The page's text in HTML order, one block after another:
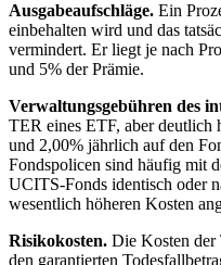
Ausgabeaufschläge. Ein
einbehalten wird und das
vermindert. Er liegt je nach
und 5% der Prämie.
Verwaltungsgebühren des
TER eines ETF, aber deutlich
und 2,00% jährlich auf den
Fondspolicen sind häufig mit
UCITS-Fonds identisch oder
wesentlich höheren Kosten
Risikokosten. Die Kosten der
den garantierten